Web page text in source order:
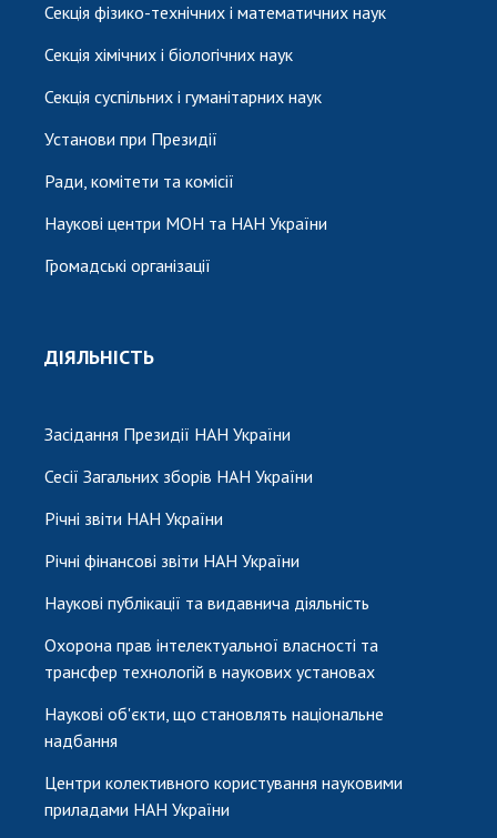
Секція фізико-технічних і математичних наук
Секція хімічних і біологічних наук
Секція суспільних і гуманітарних наук
Установи при Президії
Ради, комітети та комісії
Наукові центри МОН та НАН України
Громадські організації
ДІЯЛЬНІСТЬ
Засідання Президії НАН України
Сесії Загальних зборів НАН України
Річні звіти НАН України
Річні фінансові звіти НАН України
Наукові публікації та видавнича діяльність
Охорона прав інтелектуальної власності та
трансфер технологій в наукових установах
Наукові об'єкти, що становлять національне
надбання
Центри колективного користування науковими
приладами НАН України